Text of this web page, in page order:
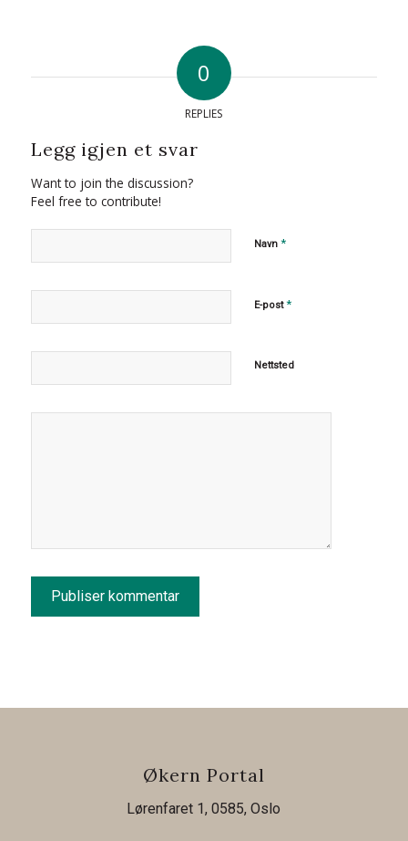
0
REPLIES
Legg igjen et svar
Want to join the discussion?
Feel free to contribute!
Navn *
E-post*
Nettsted
Økern Portal
Lørenfaret 1, 0585, Oslo